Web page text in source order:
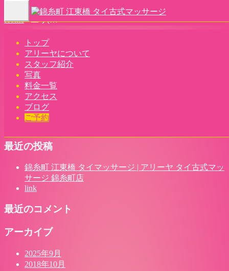
Toggle
navigation
トップ
アリーヤについて
スタッフ紹介
写真
料金一覧
アクセス
ブログ
ご予約
Home-ユリ(…
ユリ(Yuri)アリーヤ タイ古式マッサージ 錦糸町店 | 錦糸町 江
東橋 タイマッサージ
最近の投稿
錦糸町 江東橋 タイマッサージ | アリーヤ タイ古式マッ
サージ 錦糸町店
link
最近のコメント
アーカイブ
2025年9月
2018年10月